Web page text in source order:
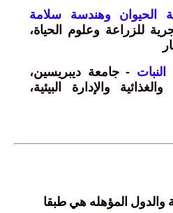
الحيوان وهندسة سلامة
للزراعة وعلوم الحياة،
- جامعة ديبريسين،
والإدارة البيئية،
المؤهله هي طبقا